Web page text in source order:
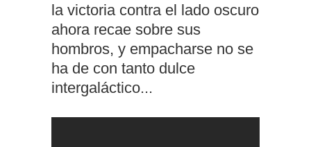
la victoria contra el lado oscuro
ahora recae sobre sus
hombros, y empacharse no se
ha de con tanto dulce
intergaláctico...